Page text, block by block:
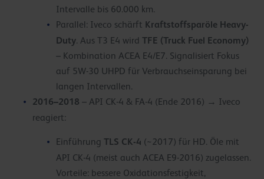
Intervalle bis 60.000 km.
Parallel: Iveco schärft Kraftstoffsparöle Heavy-
Duty. Aus T3 E4 wird TFE (Truck Fuel Economy)
– Kombination ACEA E4/E7. Signalisiert Fokus
auf 5W-30 UHPD für Verbrauchseinsparung bei
langen Intervallen.
2016–2018 – API CK-4 & FA-4 (Ende 2016) → Iveco
reagiert:
Einführung TLS CK-4 (~2017) für HD. Öle mit
API CK-4 (meist auch ACEA E9-2016) zugelassen.
Vorteile: bessere Oxidationsfestigkeit,